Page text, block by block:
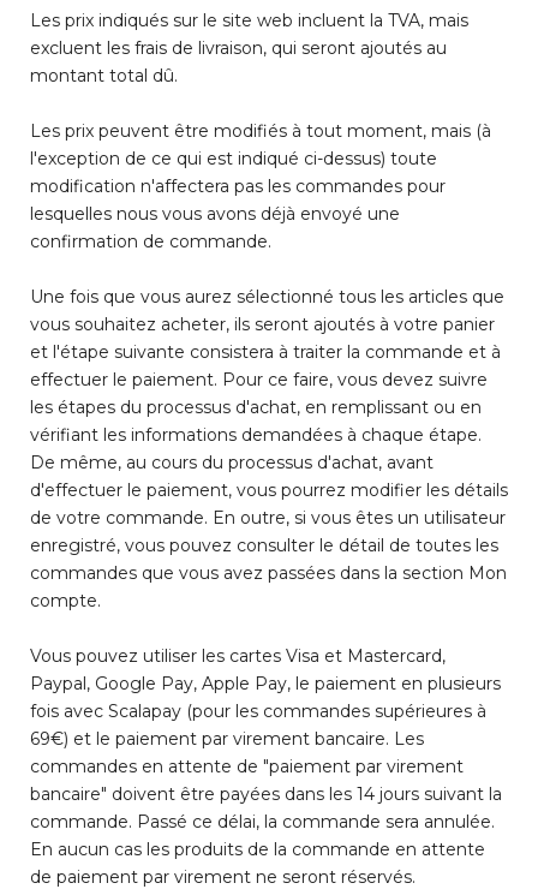
Les prix indiqués sur le site web incluent la TVA, mais
excluent les frais de livraison, qui seront ajoutés au
montant total dû.
Les prix peuvent être modifiés à tout moment, mais (à
l'exception de ce qui est indiqué ci-dessus) toute
modification n'affectera pas les commandes pour
lesquelles nous vous avons déjà envoyé une
confirmation de commande.
Une fois que vous aurez sélectionné tous les articles que
vous souhaitez acheter, ils seront ajoutés à votre panier
et l'étape suivante consistera à traiter la commande et à
effectuer le paiement. Pour ce faire, vous devez suivre
les étapes du processus d'achat, en remplissant ou en
vérifiant les informations demandées à chaque étape.
De même, au cours du processus d'achat, avant
d'effectuer le paiement, vous pourrez modifier les détails
de votre commande. En outre, si vous êtes un utilisateur
enregistré, vous pouvez consulter le détail de toutes les
commandes que vous avez passées dans la section Mon
compte.
Vous pouvez utiliser les cartes Visa et Mastercard,
Paypal, Google Pay, Apple Pay, le paiement en plusieurs
fois avec Scalapay (pour les commandes supérieures à
69€) et le paiement par virement bancaire. Les
commandes en attente de "paiement par virement
bancaire" doivent être payées dans les 14 jours suivant la
commande. Passé ce délai, la commande sera annulée.
En aucun cas les produits de la commande en attente
de paiement par virement ne seront réservés.